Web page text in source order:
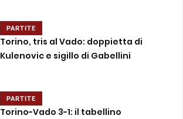
PARTITE
Torino, tris al Vado: doppietta di
Kulenovic e sigillo di Gabellini
PARTITE
Torino-Vado 3-1: il tabellino